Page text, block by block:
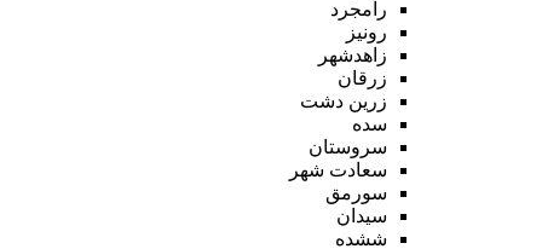
رامجرد
رونیز
زاهدشهر
زرقان
زرین دشت
سده
سروستان
سعادت شهر
سورمق
سیدان
ششده